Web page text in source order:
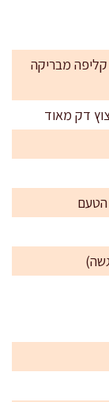
קליפה מבריקה